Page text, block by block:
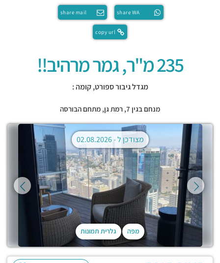
share WA
share mail
copy url
235 מ"ר, גמר מרהיב!!
מגדל גיבור ספורט, קומה :
מנחם בגין 7, רמת גן, מתחם הבורסה
מפה גלרית תמונות
מצודכן ל -02.08.2026